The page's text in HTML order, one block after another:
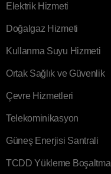
Elektrik Hizmeti
Doğalgaz Hizmeti
Kullanma Suyu Hizmeti
Ortak Sağlık ve Güvenlik
Çevre Hizmetleri
Telekominikasyon
Güneş Enerjisi Santrali
TCDD Yükleme Boşaltma